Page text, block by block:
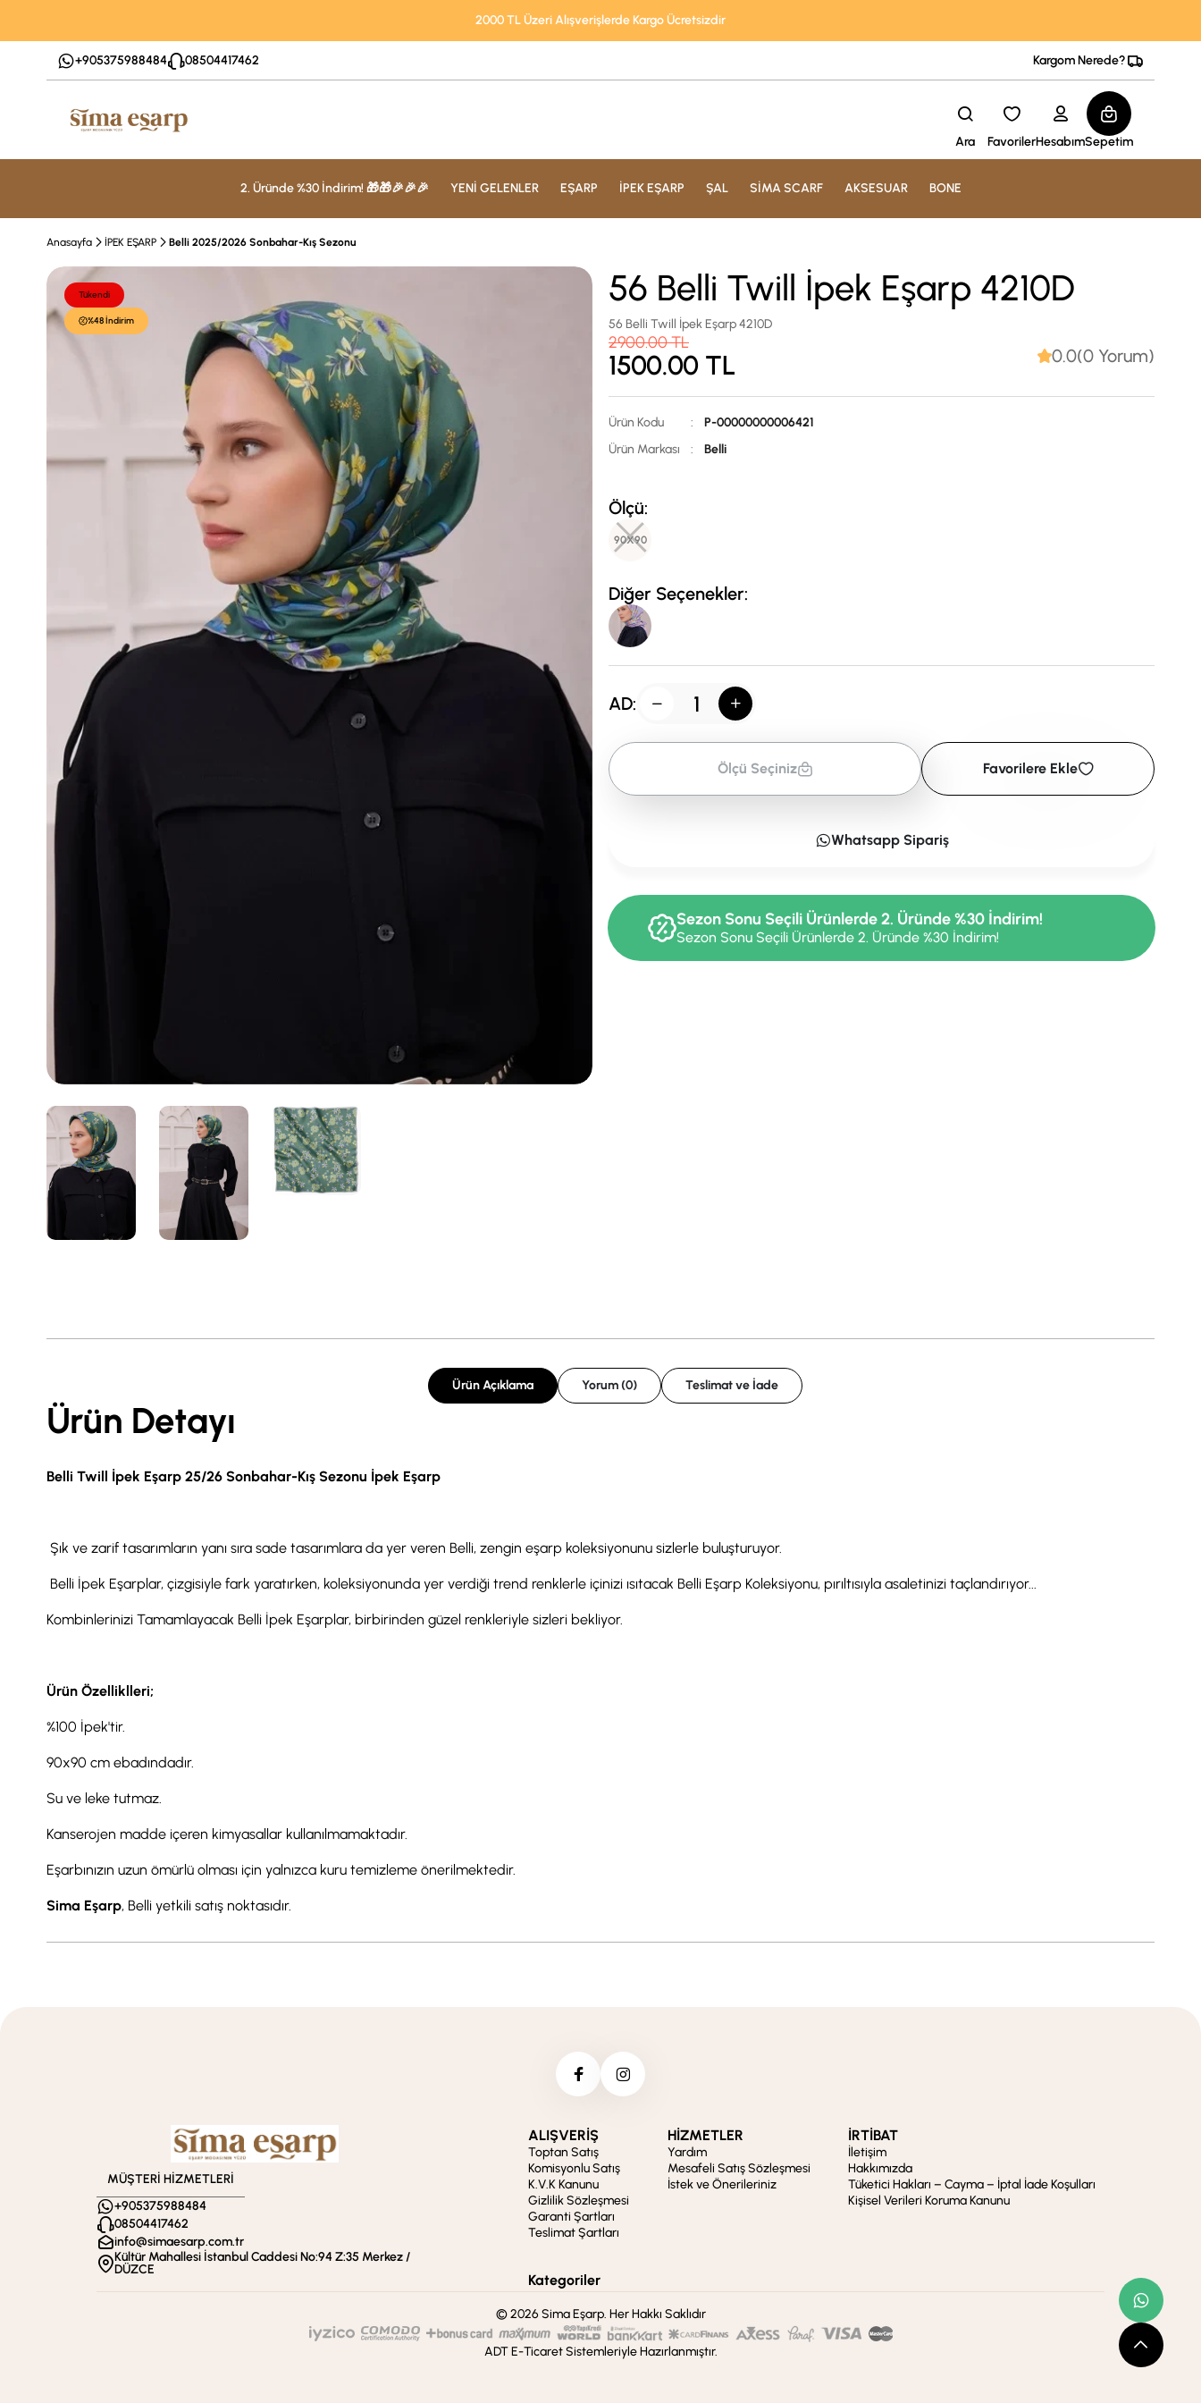
2000 TL Üzeri Alışverişlerde Kargo Ücretsizdir
+905375988484 08504417462 Kargom Nerede?
Ara FavorilerHesabımSepetim
2. Üründe %30 İndirim! 🎁🎁🎉🎉🎉 YENİ GELENLER EŞARP İPEK EŞARP ŞAL SİMA SCARF AKSESUAR BONE
Anasayfa İPEK EŞARP Belli 2025/2026 Sonbahar-Kış Sezonu
Tükendi
%48 İndirim
56 Belli Twill İpek Eşarp 4210D
56 Belli Twill İpek Eşarp 4210D
2900.00TL
1500.00 TL 0.0(0 Yorum)
Ürün Kodu :
P-00000000006421
Ürün Markası
: Belli
Ölçü:
90X90
Diğer Seçenekler:
AD:
Ölçü Seçiniz Favorilere Ekle
Whatsapp Sipariş
Sezon Sonu Seçili Ürünlerde 2. Üründe %30 İndirim!
Sezon Sonu Seçili Ürünlerde 2. Üründe %30 İndirim!
Ürün Açıklama Yorum (0) Teslimat ve İade
Ürün Detayı
Belli Twill İpek Eşarp 25/26 Sonbahar-Kış Sezonu İpek Eşarp
Şık ve zarif tasarımların yanı sıra sade tasarımlara da yer veren Belli, zengin eşarp koleksiyonunu sizlerle buluşturuyor.
Belli İpek Eşarplar, çizgisiyle fark yaratırken, koleksiyonunda yer verdiği trend renklerle içinizi ısıtacak Belli Eşarp Koleksiyonu, pırıltısıyla asaletinizi taçlandırıyor...
Kombinlerinizi Tamamlayacak Belli İpek Eşarplar, birbirinden güzel renkleriyle sizleri bekliyor.
Ürün Özelliklleri;
%100 İpek'tir.
90x90 cm ebadındadır.
Su ve leke tutmaz.
Kanserojen madde içeren kimyasallar kullanılmamaktadır.
Eşarbınızın uzun ömürlü olması için yalnızca kuru temizleme önerilmektedir.
Sima Eşarp, Belli yetkili satış noktasıdır.
MÜŞTERİ HİZMETLERİ
+905375988484
08504417462
info@simaesarp.com.tr
Kültür Mahallesi İstanbul Caddesi No:94 Z:35 Merkez /
DÜZCE
ALIŞVERİŞ
Toptan Satış
Komisyonlu Satış
K.V.K Kanunu
Gizlilik Sözleşmesi
Garanti Şartları
Teslimat Şartları
HİZMETLER
Yardım
Mesafeli Satış Sözleşmesi
İstek ve Önerileriniz
İRTİBAT
İletişim
Hakkımızda
Tüketici Hakları – Cayma – İptal İade Koşulları
Kişisel Verileri Koruma Kanunu
Kategoriler
© 2026 Sima Eşarp. Her Hakkı Saklıdır
ADT E-Ticaret Sistemleriyle Hazırlanmıştır.